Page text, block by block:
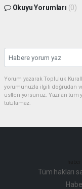
Okuyu Yorumları (0)
Yorum yazarak Topluluk
yorumunuzla ilgili doğrudan
üstleniyorsunuz. Yazılan
tutulamaz.
Tüm hakları